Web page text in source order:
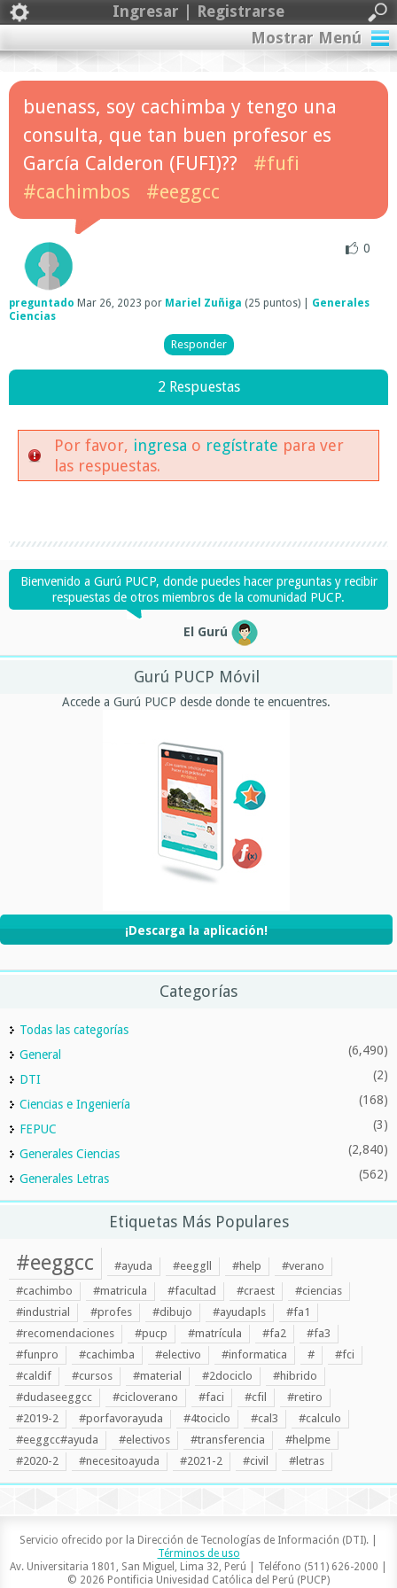
Ingresar | Registrarse
Mostrar Menú
buenass, soy cachimba y tengo una
consulta, que tan buen profesor es
García Calderon (FUFI)??
#fufi
#cachimbos
#eeggcc
0
preguntado Mar 26, 2023 por Mariel Zuñiga (25 puntos)
Generales
Ciencias
2 Respuestas
Por favor, ingresa o regístrate para ver
las respuestas.
Bienvenido a Gurú PUCP, donde puedes hacer preguntas y recibir
respuestas de otros miembros de la comunidad PUCP.
El Gurú
Gurú PUCP Móvil
Accede a Gurú PUCP desde donde te encuentres.
¡Descarga la aplicación!
Categorías
Todas las categorías
General
(6,490)
DTI (2)
Ciencias e Ingeniería (168)
FEPUC (3)
Generales Ciencias (2,840)
Generales Letras (562)
Etiquetas Más Populares
#eeggcc #ayuda #eeggll #help
#verano
#cachimbo
#matricula #facultad #craest
#ciencias
#industrial
#profes #dibujo #ayudapls
#fa1
#recomendaciones
#pucp #matrícula #fa2
#fa3
#funpro
#cachimba #electivo #informatica #
#fci
#caldif
#cursos #material #2dociclo
#hibrido
#dudaseeggcc
#cicloverano #faci #cfil
#retiro
#2019-2
#porfavorayuda #4tociclo #cal3
#calculo
#eeggcc#ayuda
#electivos #transferencia
#helpme
#2020-2
#necesitoayuda #2021-2 #civil #letras
Servicio ofrecido por la Dirección de Tecnologías de Información (DTI). |
Términos de uso
Av. Universitaria 1801, San Miguel, Lima 32, Perú | Teléfono (511) 626-2000 |
© 2026 Pontificia Univesidad Católica del Perú (PUCP)